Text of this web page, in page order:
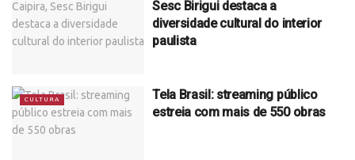
Sesc Birigui destaca a
diversidade cultural do interior
paulista
CULTURA
Tela Brasil: streaming público
estreia com mais de 550 obras